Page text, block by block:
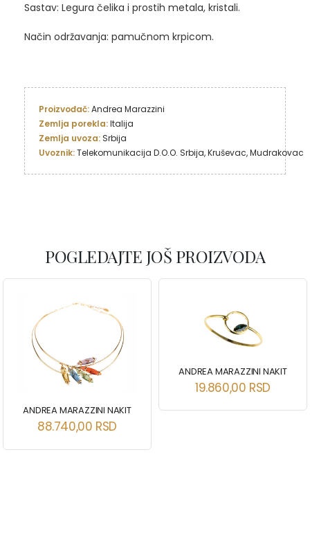
Sastav: Legura čelika i prostih metala, kristali.
Način održavanja: pamučnom krpicom.
Proizvođač:
Zemlja porekla: Italija
Zemlja uvoza:
Uvoznik: Telekomunikacija D.O.O. Srbija, Kruševac, Mudrakovac
POGLEDAJTE JOŠ PROIZVODA
ANDREA MARAZZINI NAKIT
88.740,00 RSD
ANDREA MARAZZINI NAKIT
19.860,00 RSD